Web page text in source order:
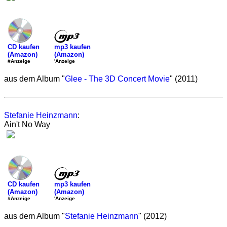
CD kaufen
(Amazon)
#Anzeige
mp3 kaufen
(Amazon)
'Anzeige
aus dem Album "Glee - The 3D Concert Movie" (2011)
Stefanie Heinzmann:
Ain't No Way
CD kaufen
(Amazon)
#Anzeige
mp3 kaufen
(Amazon)
'Anzeige
aus dem Album "Stefanie Heinzmann" (2012)